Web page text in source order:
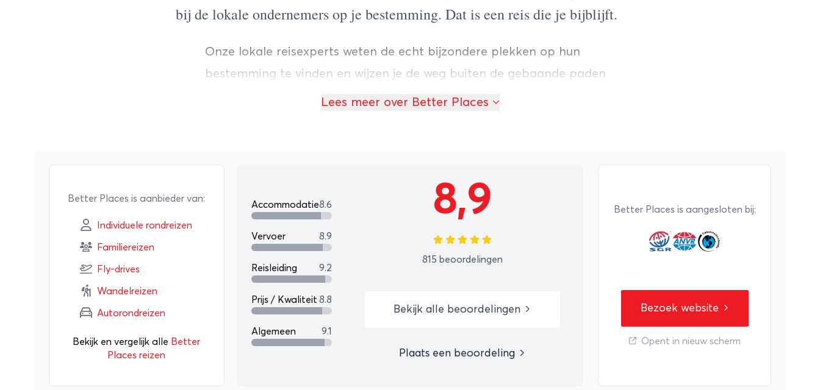
bij de lokale ondernemers op je bestemming. Dat is een reis die je bijblijft.
Onze lokale reisexperts weten de echt bijzondere plekken op hun
bestemming te vinden en wijzen je de weg buiten de gebaande paden
zodat jij zorgeloos in het avontuur stapt. Je kunt bij ons terecht voor
onvergetelijke ervaring te geven die tegelijkertijd bijdraagt aan het
versterken van lokale gemeenschappen en beschermen van de natuur.
stukje beter maakt.
Lees meer over Better Places
Better Places is aanbieder van:
Individuele rondreizen
Familiereizen
Fly-drives
Wandelreizen
Autorondreizen
Bekijk en vergelijk alle Better
Places reizen
Accommodatie8.6
Vervoer 8.9
Reisleiding 9.2
Prijs / Kwaliteit 8.8
Algemeen 9.1
8,9
815 beoordelingen
Bekijk alle beoordelingen
Plaats een beoordeling
Better Places is aangesloten bij:
Bezoek website
Opent in nieuw scherm